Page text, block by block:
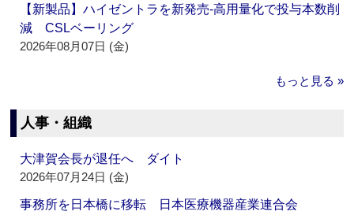
【新製品】ハイゼントラを新発売‐高用量化で投与本数削
減 CSLベーリング
2026年08月07日 (金)
もっと見る »
人事・組織
大津賀会長が退任へ ダイト
2026年07月24日 (金)
事務所を日本橋に移転 日本医療機器産業連合会